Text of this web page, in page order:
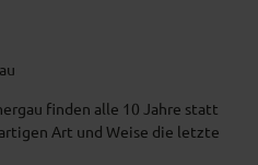
finden alle 10 Jahre statt
Art und Weise die letzte